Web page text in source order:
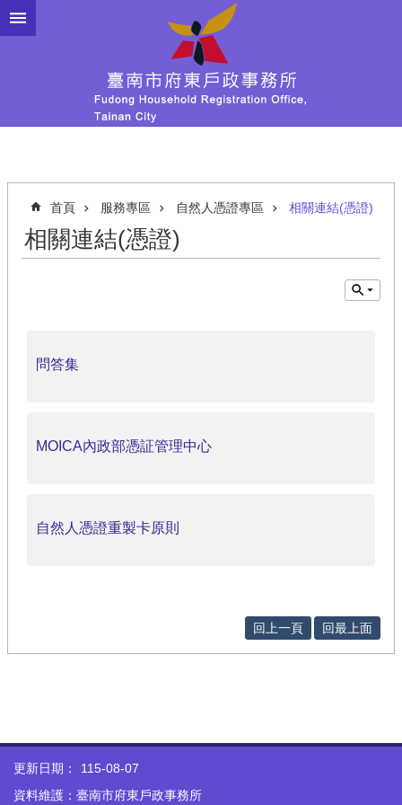
跳到主要內容區塊
首頁 服務專區 自然人憑證專區 相關連結(憑證)
相關連結(憑證)
問答集
MOICA內政部憑証管理中心
自然人憑證重製卡原則
回上一頁 回最上面
更新日期：
115-08-07
資料維護：臺南市府東戶政事務所